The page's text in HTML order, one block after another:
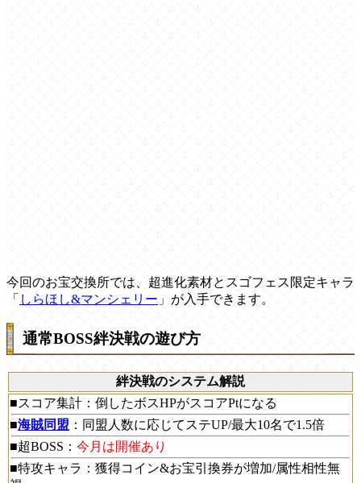
今回のお宝交換所では、超進化素材とスゴフェス限定キャラ
「 しらほし&マンシェリー 」が入手できます。
通常BOSS絆決戦の遊び方
絆決戦のシステム解説
■スコア集計：倒したボスHPがスコアPtになる
■海賊同盟 ：同盟人数に応じてステUP/最大10名で1.5倍
■超BOSS： 今月は開催あり
■特攻キャラ：獲得コイン&お宝引換券が増加/属性相性無